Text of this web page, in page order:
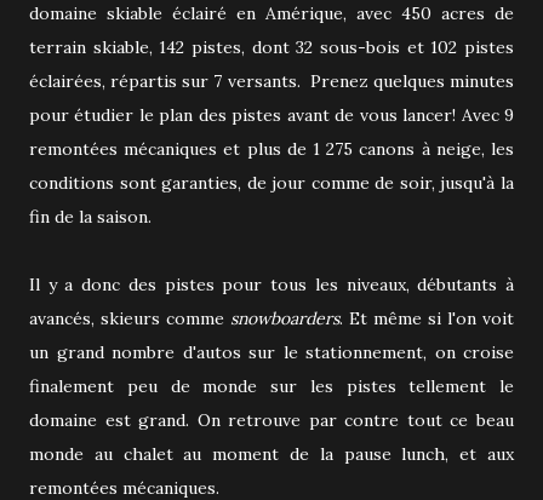
domaine skiable éclairé en Amérique, avec 450 acres de
terrain skiable, 142 pistes, dont 32 sous-bois et 102 pistes
éclairées, répartis sur 7 versants. Prenez quelques minutes
pour étudier le plan des pistes avant de vous lancer! Avec 9
remontées mécaniques et plus de 1 275 canons à neige, les
conditions sont garanties, de jour comme de soir, jusqu'à la
fin de la saison.
Il y a donc des pistes pour tous les niveaux, débutants à
avancés, skieurs comme snowboarders. Et même si l'on voit
un grand nombre d'autos sur le stationnement, on croise
finalement peu de monde sur les pistes tellement le
domaine est grand. On retrouve par contre tout ce beau
monde au chalet au moment de la pause lunch, et aux
remontées mécaniques.